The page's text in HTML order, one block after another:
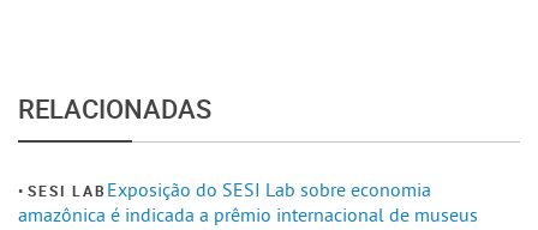
RELACIONADAS
SESI LAB Exposição do SESI Lab sobre economia
amazônica é indicada a prêmio internacional de museus